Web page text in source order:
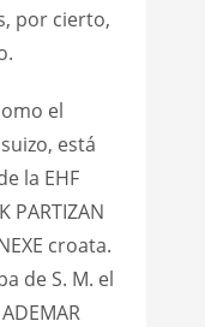
por cierto,
el
suizo, está
la EHF
PARTIZAN
croata.
de S. M. el